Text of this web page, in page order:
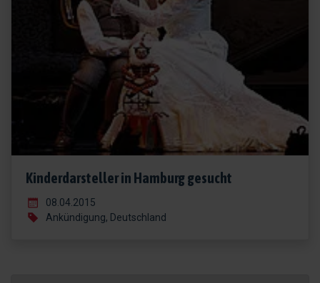
Kinderdarsteller in Hamburg gesucht
08.04.2015
Ankündigung, Deutschland